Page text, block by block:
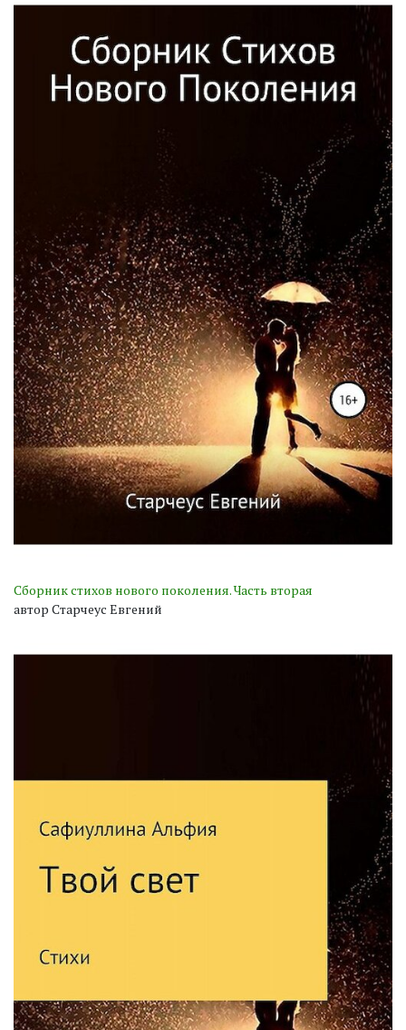
Сборник стихов нового поколения. Часть вторая
автор Старчеус Евгений